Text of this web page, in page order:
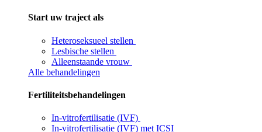
Start uw traject als
Heteroseksueel stellen
Lesbische stellen
Alleenstaande vrouw
Alle behandelingen
Fertiliteitsbehandelingen
In-vitrofertilisatie (IVF)
In-vitrofertilisatie (IVF) met ICSI